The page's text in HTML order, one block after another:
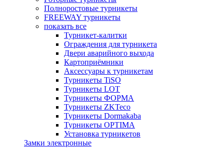
Полноростовые турникеты
FREEWAY турникеты
показать все
Турникет-калитки
Ограждения для турникета
Двери аварийного выхода
Картоприёмники
Аксессуары к турникетам
Турникеты TiSO
Турникеты LOT
Турникеты ФОРМА
Турникеты ZKTeco
Турникеты Dormakaba
Турникеты OPTIMA
Установка турникетов
Замки электронные